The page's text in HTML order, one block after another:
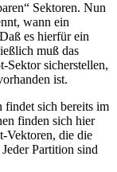
Sektoren. Nun
wann ein
es hierfür ein
muß das
Sektor sicherstellen,
ist.
findet sich bereits im
finden sich hier
Vektoren, die die
Partition sind